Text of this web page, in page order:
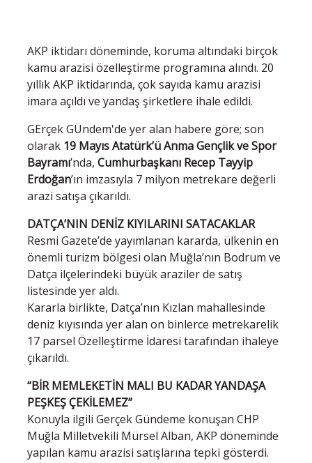
AKP iktidarı döneminde, koruma altındaki birçok
kamu arazisi özelleştirme programına alındı. 20
yıllık AKP iktidarında, çok sayıda kamu arazisi
imara açıldı ve yandaş şirketlere ihale edildi.
GErçek GÜndem'de yer alan habere göre; son
olarak 19 Mayıs Atatürk’ü Anma Gençlik ve Spor
Bayramı’nda, Cumhurbaşkanı Recep Tayyip
Erdoğan’ın imzasıyla 7 milyon metrekare değerli
arazi satışa çıkarıldı.
DATÇA’NIN DENİZ KIYILARINI SATACAKLAR
Resmi Gazete’de yayımlanan kararda, ülkenin en
önemli turizm bölgesi olan Muğla’nın Bodrum ve
Datça ilçelerindeki büyük araziler de satış
listesinde yer aldı.
Kararla birlikte, Datça’nın Kızlan mahallesinde
deniz kıyısında yer alan on binlerce metrekarelik
17 parsel Özelleştirme İdaresi tarafından ihaleye
çıkarıldı.
“BİR MEMLEKETİN MALI BU KADAR YANDAŞA
PEŞKEŞ ÇEKİLEMEZ”
Konuyla ilgili Gerçek Gündeme konuşan CHP
Muğla Milletvekili Mürsel Alban, AKP döneminde
yapılan kamu arazisi satışlarına tepki gösterdi.